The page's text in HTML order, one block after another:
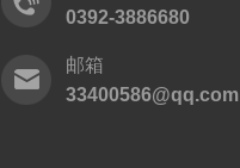
0392-3886680
邮箱
33400586@qq.com